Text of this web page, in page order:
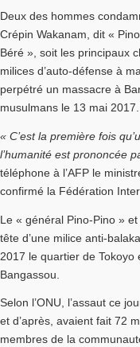
Deux des hommes
Crépin Wakanam, dit «
Béré », soit les principaux
milices d’auto-défense à
perpétré un massacre à
musulmans le 13 mai 2017.
« C’est la première fois
l’humanité est prononcée
téléphone à l’AFP le
confirmé la Fédération
Le « général Pino-Pino »
tête d’une milice anti-
2017 le quartier de Tokoyo
Bangassou.
Selon l’ONU, l’assaut ce
et d’après, avaient fait 72
membres de la